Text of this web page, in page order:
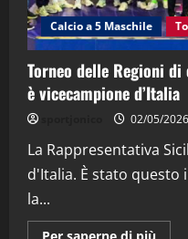
4 15/
08/
Calcio a 5 Maschile
Torneo delle Regioni
è vicecampione d’Italia
02/05/2026
La Rappresentativa
d'Italia. È stato
la...